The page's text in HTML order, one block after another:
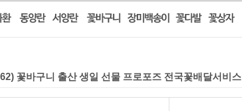
꽃바구니 출산 생일 선물 프로포즈 전국꽃배달서비스